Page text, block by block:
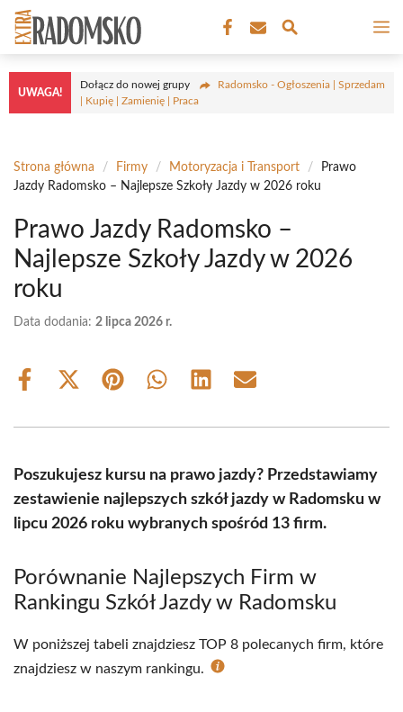
Przejdź
do
treści
UWAGA!
Dołącz do nowej grupy
Radomsko - Ogłoszenia | Sprzedam
| Kupię | Zamienię | Praca
Strona główna / Firmy / Motoryzacja i Transport /
Prawo
Jazdy Radomsko – Najlepsze Szkoły Jazdy w 2026 roku
Prawo Jazdy Radomsko –
Najlepsze Szkoły Jazdy w 2026
roku
Data dodania: 2 lipca 2026 r.
Share
Share
(Twitter)
Share Share Share Share
Poszukujesz kursu na prawo jazdy? Przedstawiamy
zestawienie najlepszych szkół jazdy w Radomsku w
lipcu 2026 roku wybranych spośród 13 firm.
Porównanie Najlepszych Firm w
Rankingu Szkół Jazdy w Radomsku
W poniższej tabeli znajdziesz TOP 8 polecanych firm, które
znajdziesz w naszym rankingu.